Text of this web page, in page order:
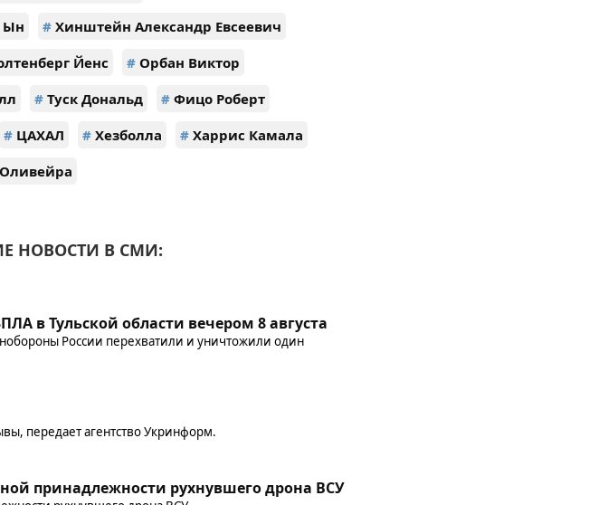
Ын #Хинштейн Александр Евсеевич
Йенс #Орбан Виктор
#Туск Дональд #Фицо Роберт
#ЦАХАЛ #Хезболла #Харрис Камала
НОВОСТИ В СМИ:
в Тульской области вечером 8 августа
России перехватили и уничтожили один
передает агентство Укринформ.
принадлежности рухнувшего дрона ВСУ